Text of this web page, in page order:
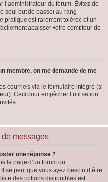
l’administrateur du forum. Évitez de
seul but de passer au rang
pratique est rarement tolérée et un
abaisser votre compteur de
membre, on me demande de me
courriels via le formulaire intégré (si
Ceci pour empêcher l’utilisation
messages
une réponse ?
la page d’un forum ou
se peut que vous ayez besoin d’être
des options disponibles est